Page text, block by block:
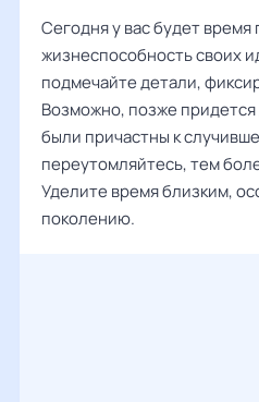
Сегодня у вас будет время
жизнеспособность своих
подмечайте детали,
Возможно, позже придется
были причастны к
переутомляйтесь, тем
Уделите время близким,
поколению.